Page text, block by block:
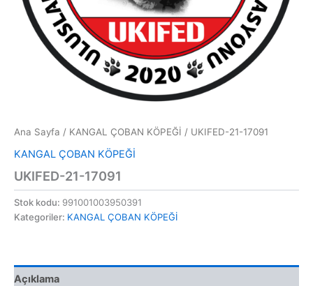
Ana Sayfa / KANGAL ÇOBAN KÖPEĞİ / UKIFED-21-17091
KANGAL ÇOBAN KÖPEĞİ
UKIFED-21-17091
Stok kodu: 991001003950391
Kategoriler: KANGAL ÇOBAN KÖPEĞİ
Açıklama